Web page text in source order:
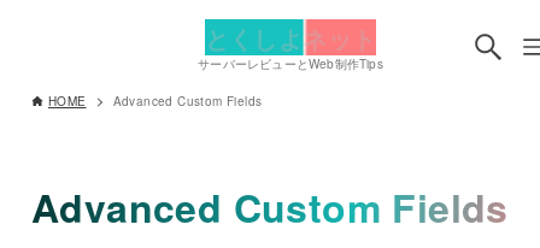
とくしよネット
サーバーレビューとWeb制作Tips
HOME Advanced Custom Fields
Advanced Custom Fields